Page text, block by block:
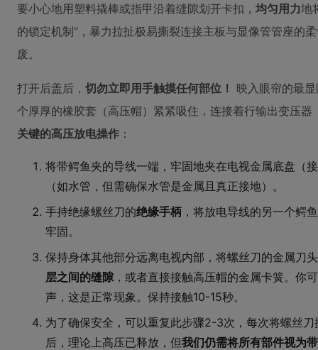
要小心地用塑料撬棒或指甲沿着缝隙划开卡扣， 均匀用力地
的锁定机制”，暴力拉扯极易撕裂连接主板与显像管管座的
废。
打开后盖后， 切勿立即用手触摸任何部位！ 映入眼帘的最
个厚厚的橡胶套（高压帽）紧紧吸住，连接着行输出变压
关键的高压放电操作 ：
将带鳄鱼夹的导线一端，牢固地夹在电视金属底盘（
（如水管，但需确保水管是金属且真正接地）。
手持绝缘螺丝刀的绝缘手柄 ，将放电导线的另一个鳄
牢固。
保持身体其他部分远离电视内部，将螺丝刀的金属刀
层之间的缝隙，或者直接接触高压帽的金属卡簧。你
声，这是正常现象。保持接触10-15秒。
为了确保安全，可以重复此步骤2-3次，每次将螺丝
后，理论上高压已释放，但我们仍需将所有部件视为